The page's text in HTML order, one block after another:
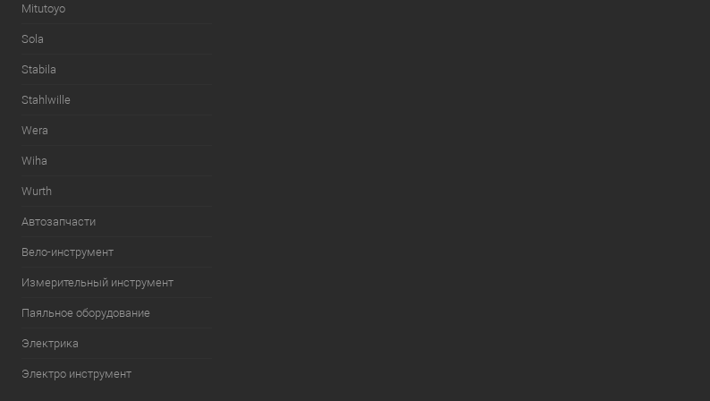
Mitutoyo
Sola
Stabila
Stahlwille
Wera
Wiha
Wurth
Автозапчасти
Вело-инструмент
Измерительный инструмент
Паяльное оборудование
Электрика
Электро инструмент